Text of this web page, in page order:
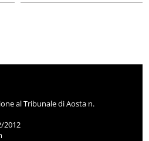
al Tribunale di Aosta n.
2012